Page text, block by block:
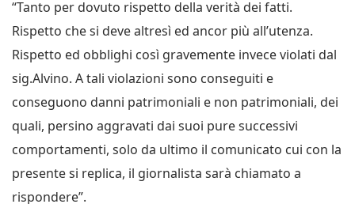
“Tanto per dovuto rispetto della verità dei fatti.
Rispetto che si deve altresì ed ancor più all’utenza.
Rispetto ed obblighi così gravemente invece violati dal
sig.Alvino. A tali violazioni sono conseguiti e
conseguono danni patrimoniali e non patrimoniali, dei
quali, persino aggravati dai suoi pure successivi
comportamenti, solo da ultimo il comunicato cui con la
presente si replica, il giornalista sarà chiamato a
rispondere”.